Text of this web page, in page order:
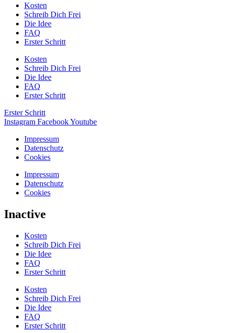
Kosten
Schreib Dich Frei
Die Idee
FAQ
Erster Schritt
Kosten
Schreib Dich Frei
Die Idee
FAQ
Erster Schritt
Erster Schritt
Instagram FacebookYoutube
Impressum
Datenschutz
Cookies
Impressum
Datenschutz
Cookies
Inactive
Kosten
Schreib Dich Frei
Die Idee
FAQ
Erster Schritt
Kosten
Schreib Dich Frei
Die Idee
FAQ
Erster Schritt